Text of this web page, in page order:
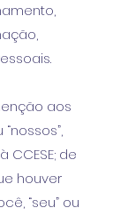
aos
“nossos”,
de
houver
“seu” ou